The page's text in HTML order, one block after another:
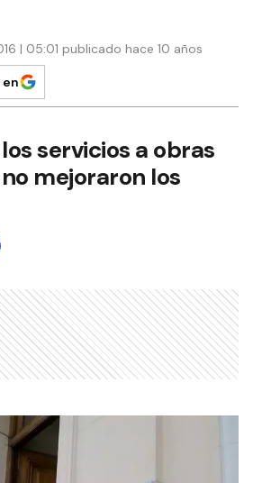
| 05:01 publicado hace 10 años
servicios a obras
mejoraron los